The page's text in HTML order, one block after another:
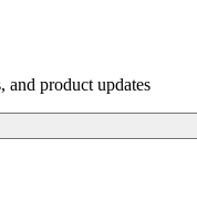
and product updates